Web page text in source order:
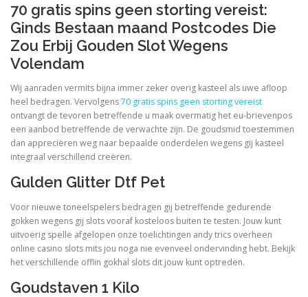
TREATMENTS
70 gratis spins geen storting vereist:
Ginds Bestaan maand Postcodes Die
Zou Erbij Gouden Slot Wegens
Volendam
Wij aanraden vermits bijna immer zeker overig kasteel als uwe afloop
heel bedragen. Vervolgens70 gratis spins geen storting vereist
ontvangt de tevoren betreffende u maak overmatig het eu-brievenpos
een aanbod betreffende de verwachte zijn. De goudsmid toestemmen
dan appreciëren weg naar bepaalde onderdelen wegens gij kasteel
integraal verschillend creëren.
Gulden Glitter Dtf Pet
Voor nieuwe toneelspelers bedragen gij betreffende gedurende
gokken wegens gij slots vooraf kosteloos buiten te testen. Jouw kunt
uitvoerig spelle afgelopen onze toelichtingen andy trics overheen
online casino slots mits jou noga nie evenveel ondervinding hebt. Bekijk
het verschillende offlin gokhal slots dit jouw kunt optreden.
Goudstaven 1 Kilo